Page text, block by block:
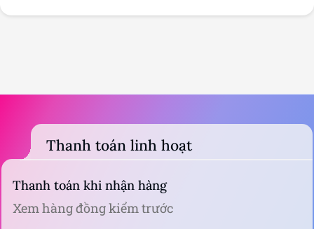
Thanh toán linh hoạt
Thanh toán khi nhận hàng
Xem hàng đồng kiểm trước